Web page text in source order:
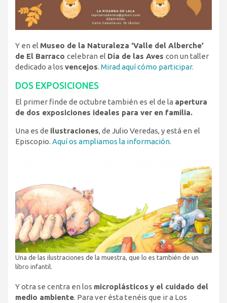
Y en el Museo de la Naturaleza ‘Valle del Alberche’
de El Barraco celebran el Día de las Aves con un taller
dedicado a los vencejos. Mirad aquí cómo participar.
DOS EXPOSICIONES
El primer finde de octubre también es el de la apertura
de dos exposiciones ideales para ver en familia.
Una es de ilustraciones, de Julio Veredas, y está en el
Episcopio. Aquí os ampliamos la información.
Una de las ilustraciones de la muestra, que lo es también de un
libro infantil.
Y otra se centra en los microplásticos y el cuidado del
medio ambiente. Para ver ésta tenéis que ir a Los